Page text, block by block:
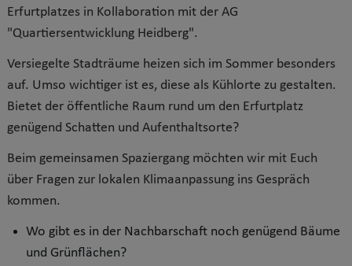
Erfurtplatzes in Kollaboration mit der AG
"Quartiersentwicklung Heidberg".
Versiegelte Stadträume heizen sich im Sommer besonders
auf. Umso wichtiger ist es, diese als Kühlorte zu gestalten.
Bietet der öffentliche Raum rund um den Erfurtplatz
genügend Schatten und Aufenthaltsorte?
Beim gemeinsamen Spaziergang möchten wir mit Euch
über Fragen zur lokalen Klimaanpassung ins Gespräch
kommen.
Wo gibt es in der Nachbarschaft noch genügend Bäume
und Grünflächen?